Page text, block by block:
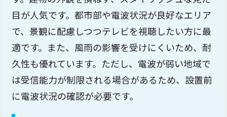
目が人気です。都市部や電波状況が良好なエリア
で、景観に配慮しつつテレビを視聴したい方に最
適です。また、風雨の影響を受けにくいため、耐
久性も優れています。ただし、電波が弱い地域で
は受信能力が制限される場合があるため、設置前
に電波状況の確認が必要です。